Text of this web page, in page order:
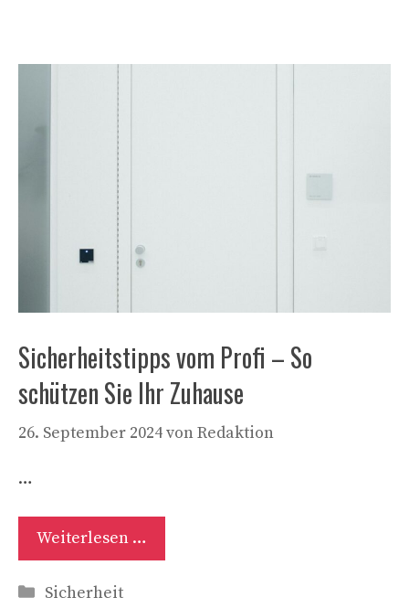
Sicherheitstipps vom Profi – So
schützen Sie Ihr Zuhause
26. September 2024vonRedaktion
…
Weiterlesen …
Kategorien
Sicherheit